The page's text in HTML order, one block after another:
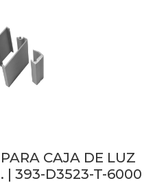
CAJA DE LUZ
| 393-D3523-T-6000